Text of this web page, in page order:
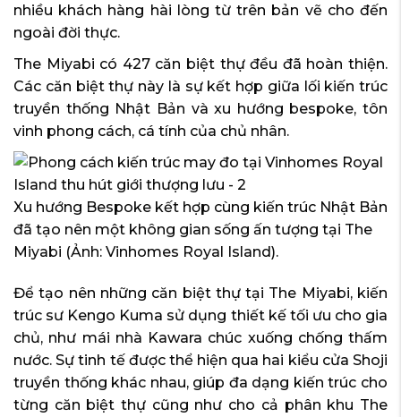
nhiều khách hàng hài lòng từ trên bản vẽ cho đến
ngoài đời thực.
The Miyabi có 427 căn biệt thự đều đã hoàn thiện.
Các căn biệt thự này là sự kết hợp giữa lối kiến trúc
truyền thống Nhật Bản và xu hướng bespoke, tôn
vinh phong cách, cá tính của chủ nhân.
Xu hướng Bespoke kết hợp cùng kiến trúc Nhật Bản
đã tạo nên một không gian sống ấn tượng tại The
Miyabi (Ảnh: Vinhomes Royal Island).
Để tạo nên những căn biệt thự tại The Miyabi, kiến
trúc sư Kengo Kuma sử dụng thiết kế tối ưu cho gia
chủ, như mái nhà Kawara chúc xuống chống thấm
nước. Sự tinh tế được thể hiện qua hai kiểu cửa Shoji
truyền thống khác nhau, giúp đa dạng kiến trúc cho
từng căn biệt thự cũng như cho cả phân khu The